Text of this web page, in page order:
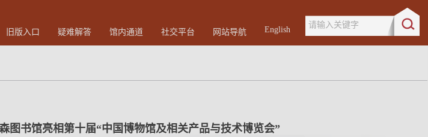
旧版入口 疑难解答 馆内通道 社交平台 网站导航 English
请输入关键字
图书馆亮相第十届“中国博物馆及相关产品与技术博览会”